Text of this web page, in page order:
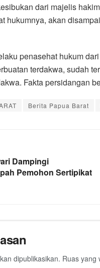
dari majelis
hukumnya, akan
penasehat hukum
terdakwa, sudah
Fakta persidangan
Berita Papua Barat
Dampingi
Pemohon Sertipikat
dipublikasikan. Ruas yang